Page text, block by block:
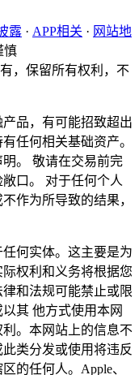
露 · APP相关 · 网站地
慎
，保留所有权利，不
品，有可能招致超出
任何相关基础资产。
。 敬请在交易前完
口。 对于任何个人
作为所导致的结果，
何实体。这主要是为
权利和义务将根据您
和法规可能禁止或限
其 他方式使用本网
。本网站上的信息不
类分发或使用将违反
的任何人。Apple、